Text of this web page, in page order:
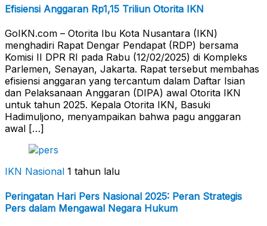
Efisiensi Anggaran Rp1,15 Triliun Otorita IKN
GoIKN.com – Otorita Ibu Kota Nusantara (IKN)
menghadiri Rapat Dengar Pendapat (RDP) bersama
Komisi II DPR RI pada Rabu (12/02/2025) di Kompleks
Parlemen, Senayan, Jakarta. Rapat tersebut membahas
efisiensi anggaran yang tercantum dalam Daftar Isian
dan Pelaksanaan Anggaran (DIPA) awal Otorita IKN
untuk tahun 2025. Kepala Otorita IKN, Basuki
Hadimuljono, menyampaikan bahwa pagu anggaran
awal […]
IKN Nasional 1 tahun lalu
Peringatan Hari Pers Nasional 2025: Peran Strategis
Pers dalam Mengawal Negara Hukum